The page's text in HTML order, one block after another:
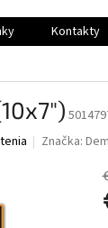
Kontakty
Značka: